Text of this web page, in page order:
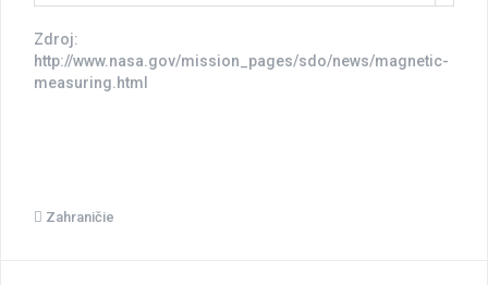
Zdroj:
http://www.nasa.gov/mission_pages/sdo/news/magnetic-
measuring.html
Zahraničie